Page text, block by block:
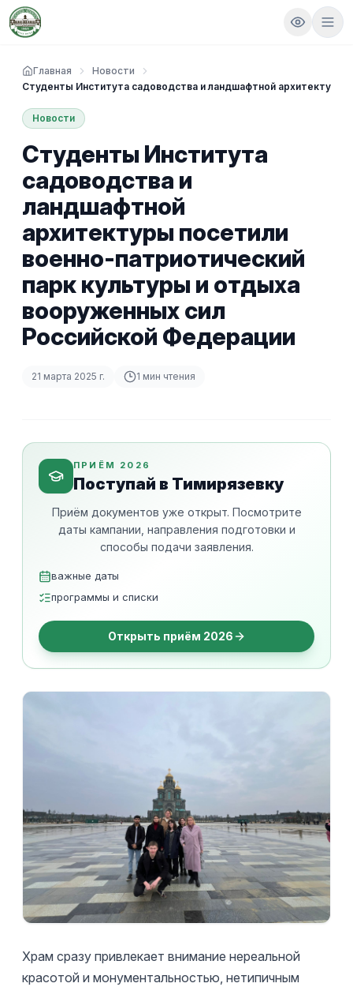
Главная
Новости
Студенты Института садоводства и ландшафтной архитектуры
Новости
Студенты Института
садоводства и
ландшафтной
архитектуры посетили
военно-патриотический
парк культуры и отдыха
вооруженных сил
Российской Федерации
21 марта 2025 г. 1 мин чтения
ПРИЁМ 2026
Поступай в Тимирязевку
Приём документов уже открыт. Посмотрите
даты кампании, направления подготовки и
способы подачи заявления.
важные даты
программы и списки
Открыть приём 2026
Храм сразу привлекает внимание нереальной
красотой и монументальностью, нетипичным